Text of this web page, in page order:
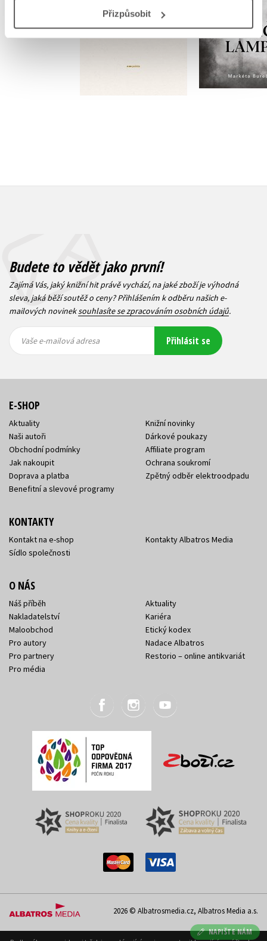
Přizpůsobit
183 Kč
Do
159 Kč
NAPIŠTE NÁM
Budete to vědět jako první!
Zajímá Vás, jaký knižní hit právě vychází, na jaké zboží je výhodná
sleva, jaká běží soutěž o ceny? Přihlášením k odběru našich e-
mailových novineksouhlasíte se zpracováním osobních údajů.
mailová
mailová
Vaše e-mailová adresa Přihlásit se
E-SHOP
Aktuality
Naši autoři
Obchodní podmínky
Jak nakoupit
Doprava a platba
Benefitní a slevové programy
Knižní novinky
Dárkové poukazy
Affiliate program
Ochrana soukromí
Zpětný odběr elektroodpadu
KONTAKTY
Kontakt na e-shop
Sídlo společnosti
Kontakty Albatros Media
O NÁS
Náš příběh
Nakladatelství
Maloobchod
Pro autory
Pro partnery
Pro média
Aktuality
Kariéra
Etický kodex
Nadace Albatros
Restorio – online antikvariát
2026 © Albatrosmedia.cz, Albatros Media a.s.